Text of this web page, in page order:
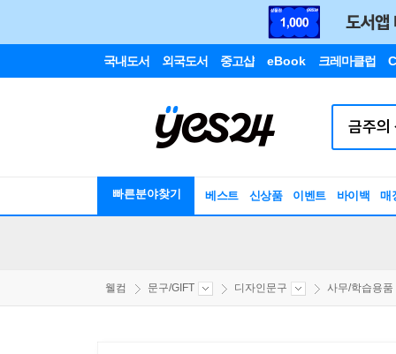
국내도서 외국도서 중고샵 eBook 크레마클럽
빠른분야찾기 베스트 신상품 이벤트 바이백 매
웰컴 문구/GIFT 디자인문구 사무/학습용품